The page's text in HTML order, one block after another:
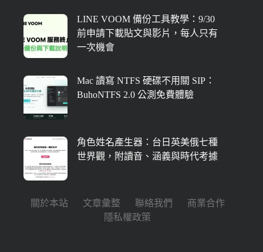
LINE VOOM 備份工具教學：9/30
前申請下載貼文與影片，每人只有
一次機會
Mac 讀寫 NTFS 硬碟不用關 SIP：
BuhoNTFS 2.0 公測免費體驗
角色姓名產生器：台日英美俄七種
世界觀，附讀音、涵義與時代考據
關於本站 文章彙整 聯絡我們
商業合作
隱私權政策